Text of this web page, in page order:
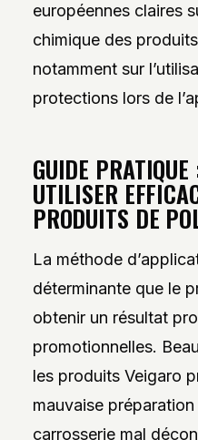
européennes claires
chimique des
notamment sur
protections lors de
GUIDE
UTILISER
PRODUITS DE
La méthode
déterminante que le
obtenir un résultat
promotionnelles.
les produits Veigaro
mauvaise
carrosserie mal